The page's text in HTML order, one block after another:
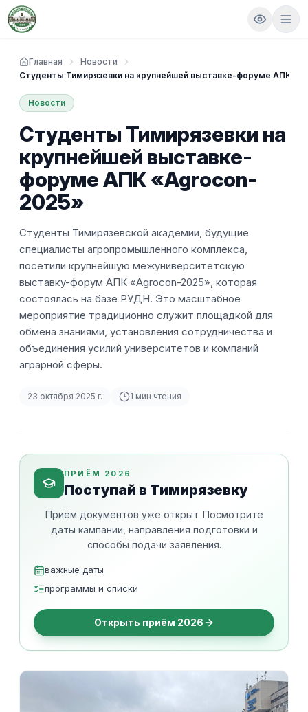
Главная
Новости
Студенты Тимирязевки на крупнейшей выставке-форуме АПК
Новости
Студенты Тимирязевки на
крупнейшей выставке-
форуме АПК «Agrocon-
2025»
Студенты Тимирязевской академии, будущие
специалисты агропромышленного комплекса,
посетили крупнейшую межуниверситетскую
выставку-форум АПК «Agrocon-2025», которая
состоялась на базе РУДН. Это масштабное
мероприятие традиционно служит площадкой для
обмена знаниями, установления сотрудничества и
объединения усилий университетов и компаний
аграрной сферы.
23 октября 2025 г. 1 мин чтения
ПРИЁМ 2026
Поступай в Тимирязевку
Приём документов уже открыт. Посмотрите
даты кампании, направления подготовки и
способы подачи заявления.
важные даты
программы и списки
Открыть приём 2026